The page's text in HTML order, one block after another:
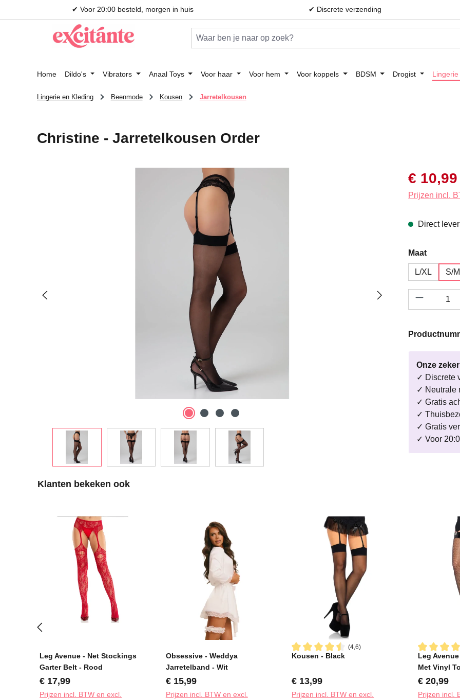
naar de hoofdinhoud
Ga naar de zoekopdracht
Ga naar de hoofdnavigatie✔ Voor 20:00 besteld, morgen in huis ✔ Discrete verzending
Home Dildo's Vibrators Anaal Toys Voor haar Voor hem Voor koppels BDSM Drogist
Lingerie en Kleding Beenmode Kousen Jarretelkousen
Christine - Jarretelkousen Order
Verkoopprijs:
€ 10,99
Prijzen incl.
Direct
Selecteer
Maat
L/XL S/M
Onze
✓ Discrete
✓ Neutrale
✓ Gratis
✓
✓ Gratis
✓ Voor
Productgalerij overslaan
Klanten bekeken ook
Leg Avenue - Net Stockings
Garter Belt - Rood
Normale prijs:
€ 17,99
Prijzen incl. BTW en excl.
Obsessive - Weddya
Jarretelband - Wit
Normale prijs:
€ 15,99
Prijzen incl. BTW en excl.
(4,6)
Gemiddelde waardering van 4.6 van 5 sterren
Kousen - Black
Normale prijs:
€ 13,99
Prijzen incl. BTW en excl.
Leg
Met Vinyl
Normale
€ 20,99
Prijzen incl.